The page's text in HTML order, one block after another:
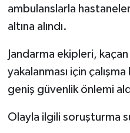
ambulanslarla
altına alındı.
Jandarma ekipleri,
yakalanması için
geniş güvenlik önlemi
Olayla ilgili soruşturma